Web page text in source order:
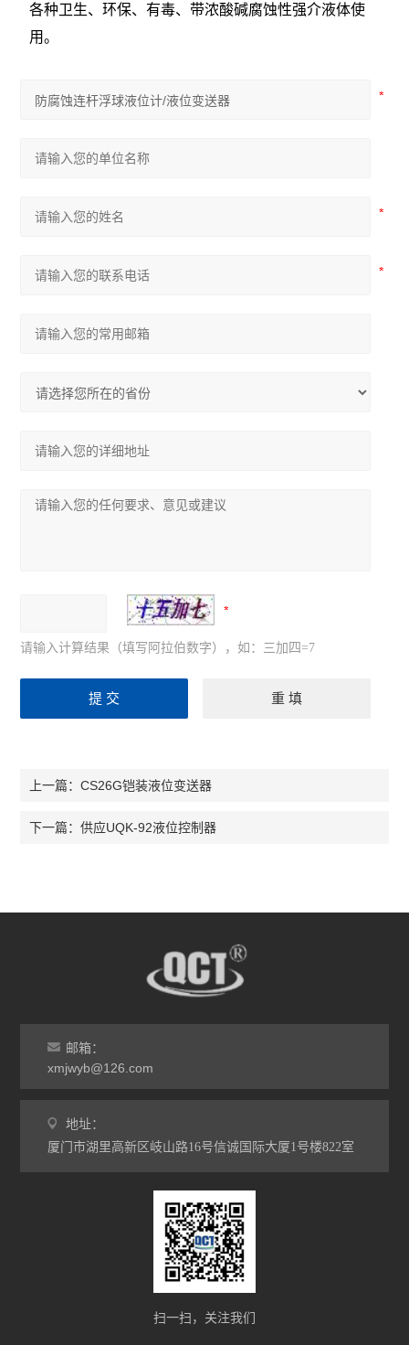
各种卫生、环保、有毒、带浓酸碱腐蚀性强介液体使
用。
请输入计算结果（填写阿拉伯数字），如：三加四=7
上一篇：CS26G铠装液位变送器
下一篇：供应UQK-92液位控制器
邮箱：
xmjwyb@126.com
地址：
厦门市湖里高新区岐山路16号信诚国际大厦1号楼822室
扫一扫，关注我们